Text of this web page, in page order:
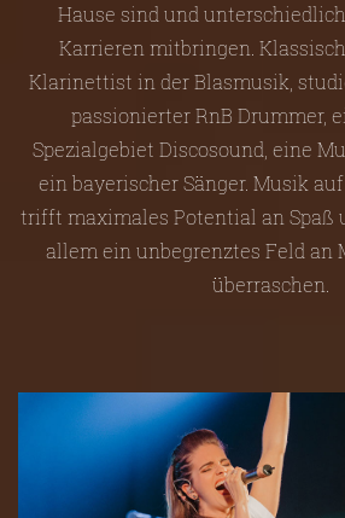
Hause sind und
Karrieren mitbringen.
Klarinettist in der Blasmusik,
passionierter RnB Drummer,
Spezialgebiet Discosound, eine
ein bayerischer Sänger. Musik
trifft maximales Potential an Spaß
allem ein unbegrenztes Feld an
überraschen.